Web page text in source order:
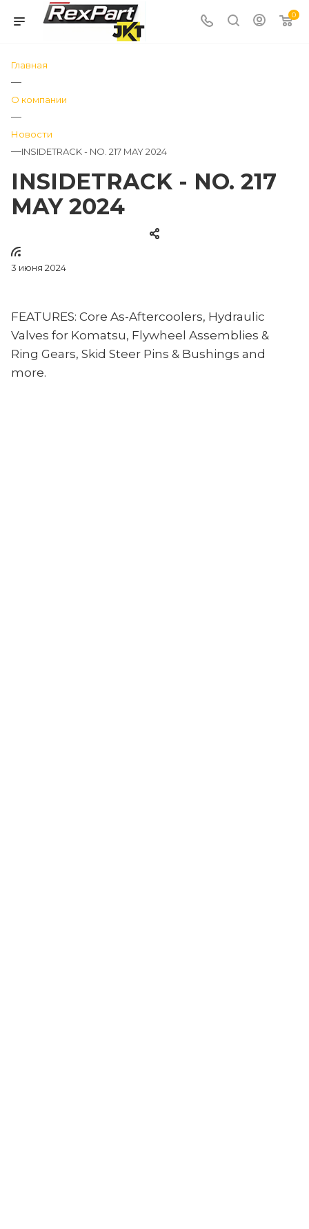
0
Главная
—
О компании
—
Новости
—INSIDETRACK - NO. 217 MAY 2024
INSIDETRACK - NO. 217
MAY 2024
3 июня 2024
FEATURES: Core As-Aftercoolers, Hydraulic
Valves for Komatsu, Flywheel Assemblies &
Ring Gears, Skid Steer Pins & Bushings and
more.